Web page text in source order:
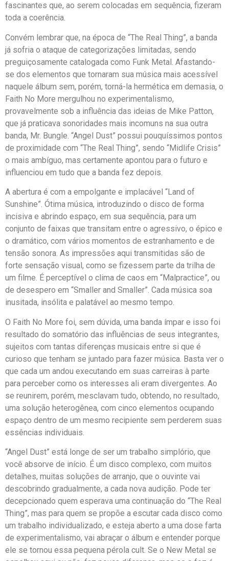
fascinantes que, ao serem colocadas em sequência, fizeram
toda a coerência.
Convém lembrar que, na época de “The Real Thing”, a banda
já sofria o ataque de categorizações limitadas, sendo
preguiçosamente catalogada como Funk Metal. Afastando-
se dos elementos que tornaram sua música mais acessível
naquele álbum sem, porém, torná-la hermética em demasia, o
Faith No More mergulhou no experimentalismo,
provavelmente sob a influência das ideias de Mike Patton,
que já praticava sonoridades mais incomuns na sua outra
banda, Mr. Bungle. “Angel Dust” possui pouquíssimos pontos
de proximidade com “The Real Thing”, sendo “Midlife Crisis”
o mais ambíguo, mas certamente apontou para o futuro e
influenciou em tudo que a banda fez depois.
A abertura é com a empolgante e implacável “Land of
Sunshine”. Ótima música, introduzindo o disco de forma
incisiva e abrindo espaço, em sua sequência, para um
conjunto de faixas que transitam entre o agressivo, o épico e
o dramático, com vários momentos de estranhamento e de
tensão sonora. As impressões aqui transmitidas são de
forte sensação visual, como se fizessem parte da trilha de
um filme. É perceptível o clima de caos em “Malpractice”, ou
de desespero em “Smaller and Smaller”. Cada música soa
inusitada, insólita e palatável ao mesmo tempo.
O Faith No More foi, sem dúvida, uma banda ímpar e isso foi
resultado do somatório das influências de seus integrantes,
sujeitos com tantas diferenças musicais entre si que é
curioso que tenham se juntado para fazer música. Basta ver o
que cada um andou executando em suas carreiras à parte
para perceber como os interesses ali eram divergentes. Ao
se reunirem, porém, mesclavam tudo, obtendo, no resultado,
uma solução heterogênea, com cinco elementos ocupando
espaço dentro de um mesmo recipiente sem perderem suas
essências individuais.
“Angel Dust” está longe de ser um trabalho simplório, que
você absorve de início. É um disco complexo, com muitos
detalhes, muitas soluções de arranjo, que o ouvinte vai
descobrindo gradualmente, a cada nova audição. Pode ter
decepcionado quem esperava uma continuação do “The Real
Thing”, mas para quem se propõe a escutar cada disco como
um trabalho individualizado, e esteja aberto a uma dose farta
de experimentalismo, vai abraçar o álbum e entender porque
ele se tornou essa pequena pérola cult. Se o New Metal se